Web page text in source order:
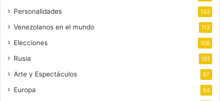
Personalidades 133
Venezolanos en el mundo 113
Elecciones 108
Rusia 101
Arte y Espectáculos 87
Europa 84